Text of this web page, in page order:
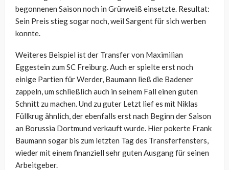
begonnenen Saison noch in Grünweiß einsetzte. Resultat:
Sein Preis stieg sogar noch, weil Sargent für sich werben
konnte.
Weiteres Beispiel ist der Transfer von Maximilian
Eggestein zum SC Freiburg. Auch er spielte erst noch
einige Partien für Werder, Baumann ließ die Badener
zappeln, um schließlich auch in seinem Fall einen guten
Schnitt zu machen. Und zu guter Letzt lief es mit Niklas
Füllkrug ähnlich, der ebenfalls erst nach Beginn der Saison
an Borussia Dortmund verkauft wurde. Hier pokerte Frank
Baumann sogar bis zum letzten Tag des Transferfensters,
wieder mit einem finanziell sehr guten Ausgang für seinen
Arbeitgeber.